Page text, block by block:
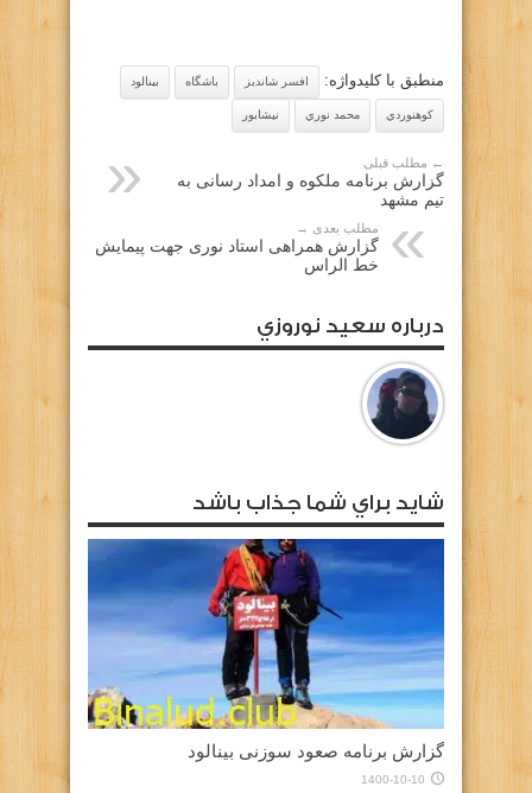
منطبق با کلیدواژه: افسر شانديز باشگاه بينالود
كوهنوردي محمد نوري نيشابور
← مطلب قبلی
گزارش برنامه ملکوه و امداد رسانی به
تیم مشهد
مطلب بعدی →
گزارش همراهی استاد نوری جهت پیمایش
خط الراس
درباره سعيد نوروزي
شايد براي شما جذاب باشد
گزارش برنامه صعود سوزنی بینالود
1400-10-10